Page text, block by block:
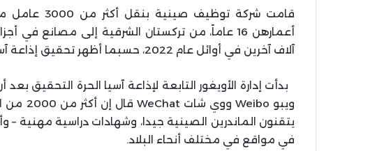
قامت شركة
أعمارهن 16 عاماً، من تركستان الشرقية إلى مصانع
آلاف آخرين في أوائل عام 2022، حسبما أظهر تحقيق إذاعة آسيا الحرة.
بدأت إدارة الأويغور التابعة لإذاعة آسيا الحرة التحقيق
يتقنون الماندرين الصينية جيدا، وشهادات دراسية مهنية
في مواقع في مختلف أنحاء البلاد.